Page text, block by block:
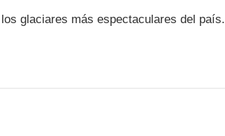
glaciares más espectaculares del país.